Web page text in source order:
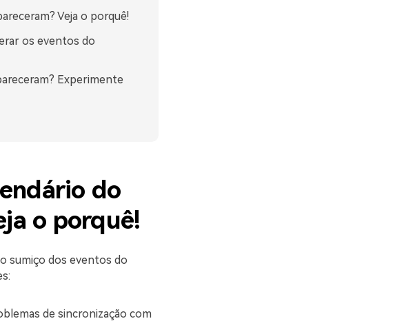
Veja o porquê!
os eventos do
Experimente
do
o porquê!
sumiço dos eventos do
de sincronização com